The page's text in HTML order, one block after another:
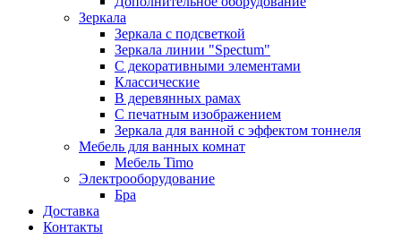
Зеркала
Зеркала с подсветкой
Зеркала линии "Spectum"
С декоративными элементами
Классические
В деревянных рамах
С печатным изображением
Зеркала для ванной с эффектом тоннеля
Мебель для ванных комнат
Мебель Timo
Электрооборудование
Бра
Доставка
Контакты